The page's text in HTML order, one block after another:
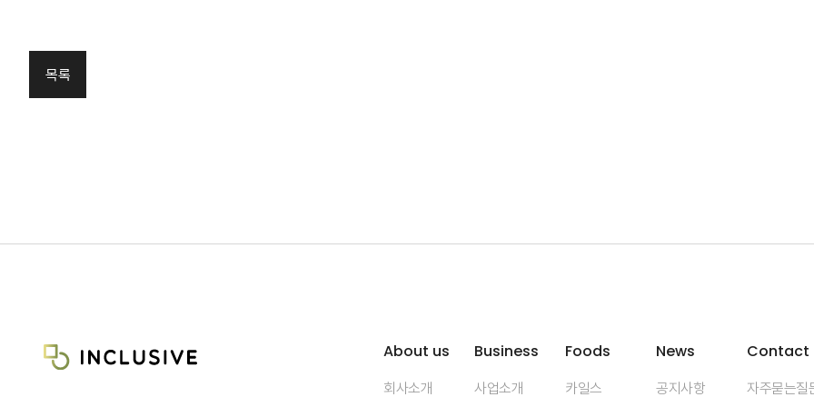
목록
About us
회사소개
Business
사업소개
Foods
카일스
News
공지사항
Contact
자주묻는질